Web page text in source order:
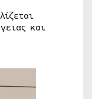
και